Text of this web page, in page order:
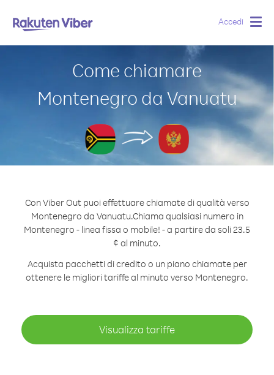
Accedi
Come chiamare
Montenegro da Vanuatu
Con Viber Out puoi effettuare chiamate di qualità verso
Montenegro da Vanuatu.Chiama qualsiasi numero in
Montenegro - linea fissa o mobile! - a partire da soli 23.5
¢ al minuto.
Acquista pacchetti di credito o un piano chiamate per
ottenere le migliori tariffe al minuto verso Montenegro.
Visualizza tariffe